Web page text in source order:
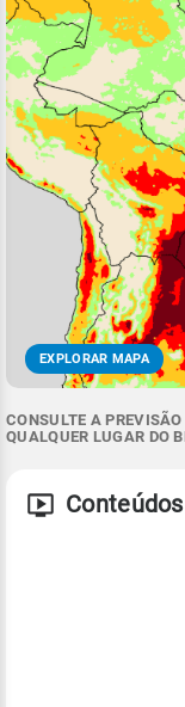
EXPLORAR MAPA
CONSULTE A
QUALQUER LUGAR DO